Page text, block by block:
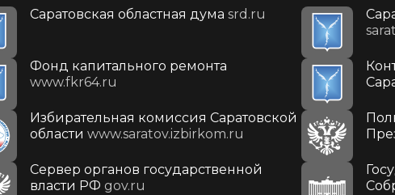
Саратовская областная дума srd.ru
Фонд капитального ремонта
www.fkr64.ru
Избирательная комиссия Саратовской
области www.saratov.izbirkom.ru
Сервер органов государственной
власти РФ gov.ru